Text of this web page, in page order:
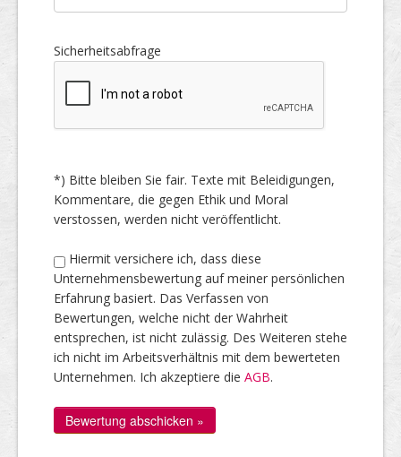
Sicherheitsabfrage
*) Bitte bleiben Sie fair. Texte mit Beleidigungen,
Kommentare, die gegen Ethik und Moral
verstossen, werden nicht veröffentlicht.
Hiermit versichere ich, dass diese
Unternehmensbewertung auf meiner persönlichen
Erfahrung basiert. Das Verfassen von
Bewertungen, welche nicht der Wahrheit
entsprechen, ist nicht zulässig. Des Weiteren stehe
ich nicht im Arbeitsverhältnis mit dem bewerteten
Unternehmen. Ich akzeptiere die AGB.